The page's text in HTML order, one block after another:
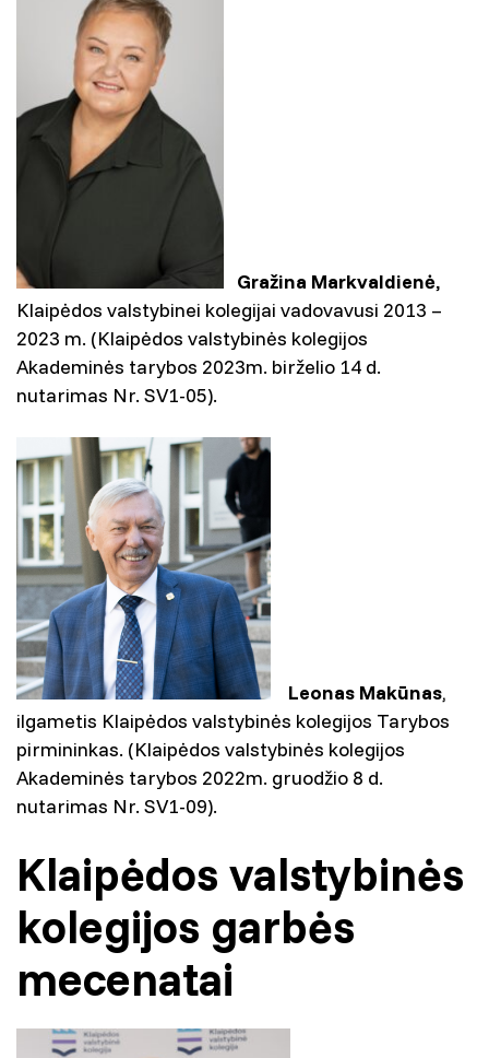
Gražina Markvaldienė,
Klaipėdos valstybinei kolegijai vadovavusi 2013 –
2023 m. (Klaipėdos valstybinės kolegijos
Akademinės tarybos 2023m. birželio 14 d.
nutarimas Nr. SV1-05).
Leonas Makūnas,
ilgametis Klaipėdos valstybinės kolegijos Tarybos
pirmininkas. (Klaipėdos valstybinės kolegijos
Akademinės tarybos 2022m. gruodžio 8 d.
nutarimas Nr. SV1-09).
Klaipėdos valstybinės
kolegijos garbės
mecenatai